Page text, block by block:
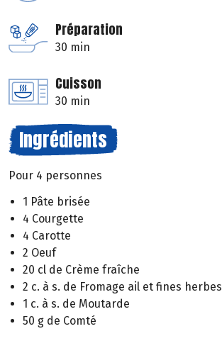
Préparation
30 min
Cuisson
30 min
Ingrédients
Pour 4 personnes
1 Pâte brisée
4 Courgette
4 Carotte
2 Oeuf
20 cl de Crème fraîche
2 c. à s. de Fromage ail et fines herbes
1 c. à s. de Moutarde
50 g de Comté